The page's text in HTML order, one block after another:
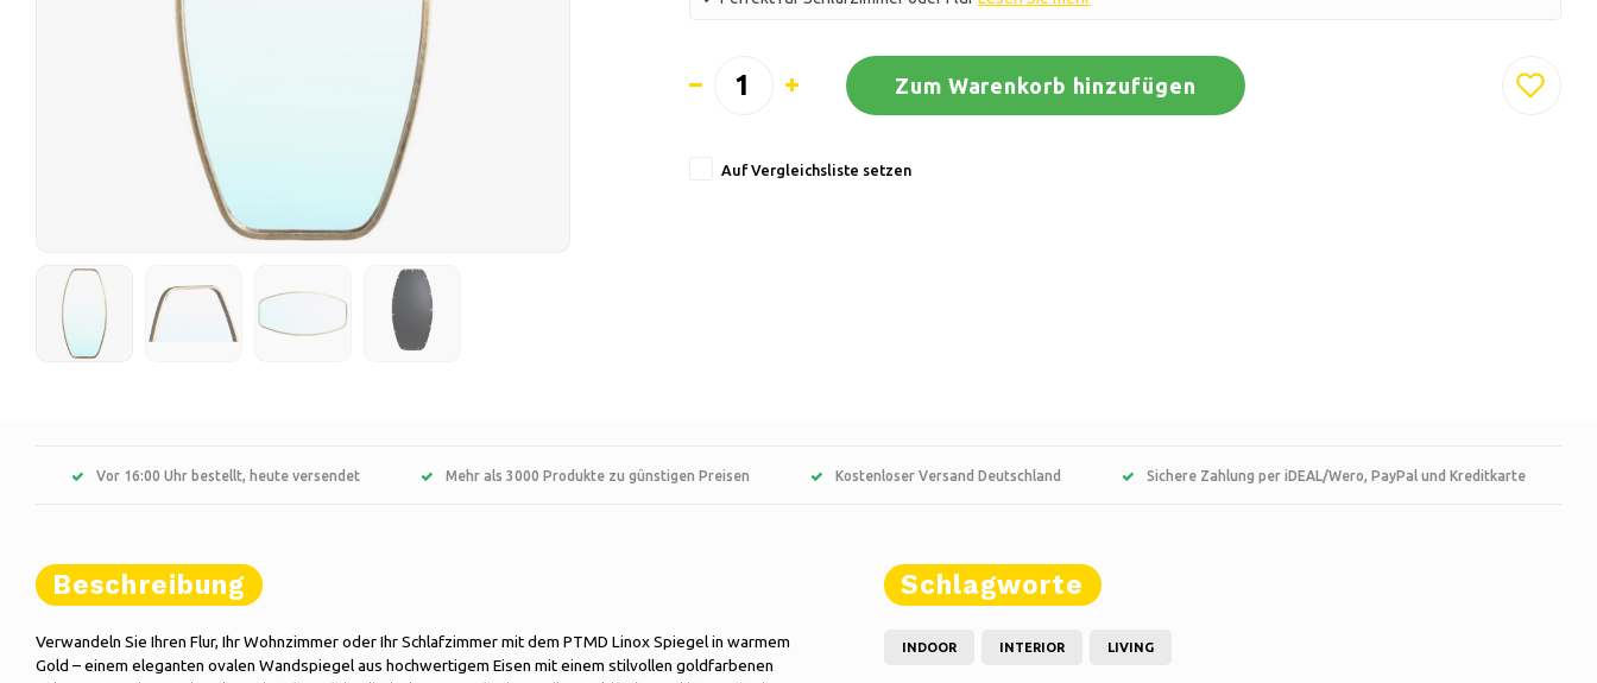
Zum Warenkorb hinzufügen
Auf Vergleichsliste setzen
Vor 16:00 Uhr bestellt, heute versendet Mehr als 3000 Produkte zu günstigen Preisen Kostenloser Versand Deutschland Sichere Zahlung per iDEAL/Wero, PayPal und Kreditkarte
Beschreibung
Verwandeln Sie Ihren Flur, Ihr Wohnzimmer oder Ihr Schlafzimmer mit dem PTMD Linox Spiegel in warmem
Gold – einem eleganten ovalen Wandspiegel aus hochwertigem Eisen mit einem stilvollen goldfarbenen
Schlagworte
INDOOR INTERIOR LIVING